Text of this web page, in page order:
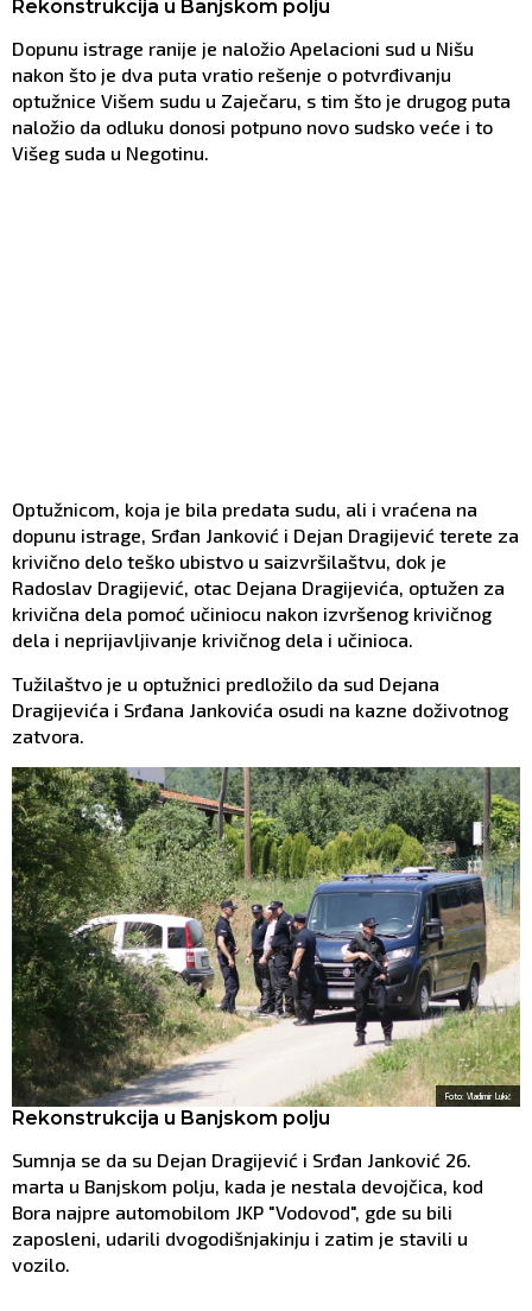
Rekonstrukcija u Banjskom polju
Dopunu istrage ranije je naložio Apelacioni sud u Nišu
nakon što je dva puta vratio rešenje o potvrđivanju
optužnice Višem sudu u Zaječaru, s tim što je drugog puta
naložio da odluku donosi potpuno novo sudsko veće i to
Višeg suda u Negotinu.
Optužnicom, koja je bila predata sudu, ali i vraćena na
dopunu istrage, Srđan Janković i Dejan Dragijević terete za
krivično delo teško ubistvo u saizvršilaštvu, dok je
Radoslav Dragijević, otac Dejana Dragijevića, optužen za
krivična dela pomoć učiniocu nakon izvršenog krivičnog
dela i neprijavljivanje krivičnog dela i učinioca.
Tužilaštvo je u optužnici predložilo da sud Dejana
Dragijevića i Srđana Jankovića osudi na kazne doživotnog
zatvora.
Foto: Vladimir Lukić
Rekonstrukcija u Banjskom polju
Sumnja se da su Dejan Dragijević i Srđan Janković 26.
marta u Banjskom polju, kada je nestala devojčica, kod
Bora najpre automobilom JKP "Vodovod", gde su bili
zaposleni, udarili dvogodišnjakinju i zatim je stavili u
vozilo.